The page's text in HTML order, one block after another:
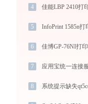
4 佳能LBP 2410打
5 InfoPrint 1585n
6 佳博GP-76NI打
7
8 系统提示缺失